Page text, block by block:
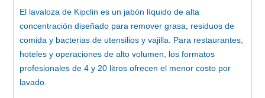
El lavaloza de Kipclin es un jabón líquido de alta
concentración diseñado para remover grasa, residuos de
comida y bacterias de utensilios y vajilla. Para restaurantes,
hoteles y operaciones de alto volumen, los formatos
profesionales de 4 y 20 litros ofrecen el menor costo por
lavado.